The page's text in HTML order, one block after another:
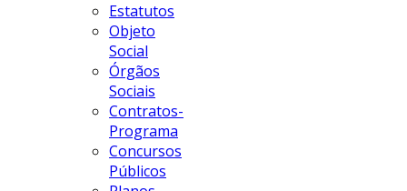
Estatutos
Objeto
Social
Órgãos
Sociais
Contratos-
Programa
Concursos
Públicos